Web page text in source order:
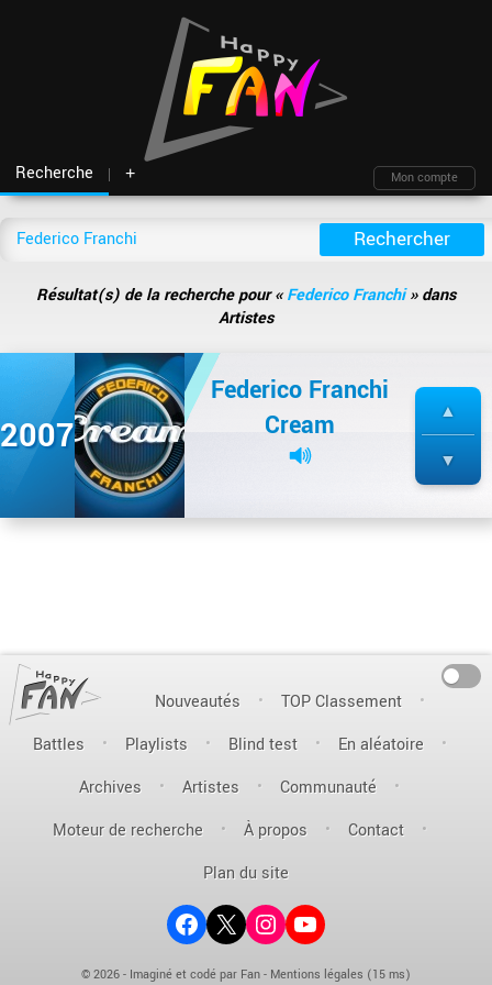
Recherche +
Fil d'actu
Membres
Playlists
Hasard
Moteur de recherche
Archives
Mon compte
Résultat(s) de la recherche pour «Federico Franchi» dans
Artistes
2007
Federico Franchi
Cream
Nouveautés
TOP Classement
Battles
Playlists Blind test
En aléatoire
Archives
Artistes
Communauté
Moteur de recherche
À propos
Contact
Plan du site
Facebook
X (ex-Twitter)Instagram
YouTube
© 2026 - Imaginé et codé par Fan - Mentions légales (15 ms)
On